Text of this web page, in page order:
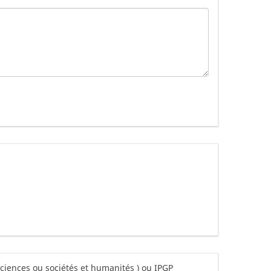
ou sociétés et humanités ) ou IPGP